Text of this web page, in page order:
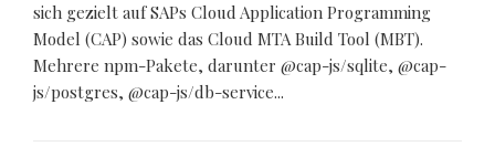
sich gezielt auf SAPs Cloud Application Programming
Model (CAP) sowie das Cloud MTA Build Tool (MBT).
Mehrere npm-Pakete, darunter @cap-js/sqlite, @cap-
js/postgres, @cap-js/db-service...